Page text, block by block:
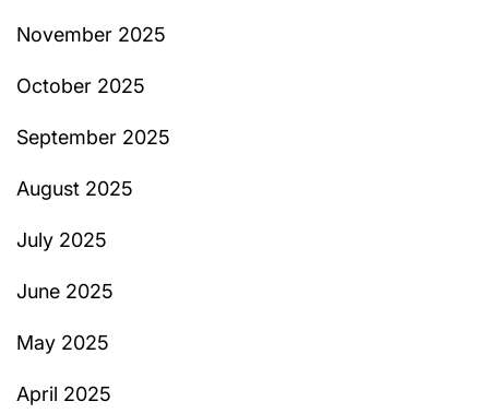
November 2025
October 2025
September 2025
August 2025
July 2025
June 2025
May 2025
April 2025